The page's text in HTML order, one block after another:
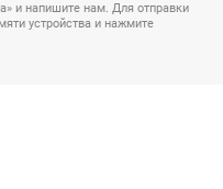
и напишите нам. Для отправки
устройства и нажмите